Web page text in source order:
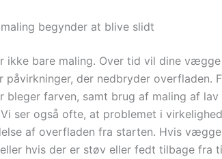
begynder at blive slidt
ikke bare maling. Over tid vil dine
påvirkninger, der nedbryder overfladen.
bleger farven, samt brug af maling af
Vi ser også ofte, at problemet i
af overfladen fra starten. Hvis
hvis der er støv eller fedt tilbage fra